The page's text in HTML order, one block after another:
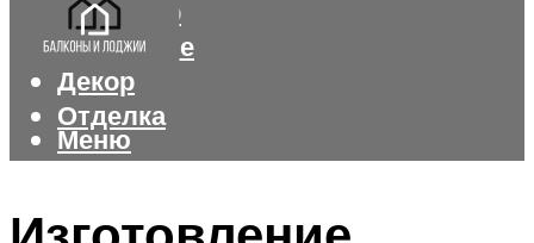
Интерьер
Утепление
Декор
Отделка
Меню